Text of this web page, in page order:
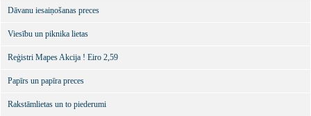
Dāvanu iesaiņošanas preces
Viesību un piknika lietas
Reģistri Mapes Akcija ! Eiro 2,59
Papīrs un papīra preces
Rakstāmlietas un to piederumi